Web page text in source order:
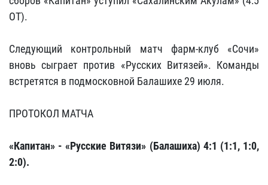
ОТ).
Следующий контрольный матч фарм-клуб «Сочи»
вновь сыграет против «Русских Витязей». Команды
встретятся в подмосковной Балашихе 29 июля.
ПРОТОКОЛ МАТЧА
«Капитан» - «Русские Витязи» (Балашиха) 4:1 (1:1, 1:0,
2:0).